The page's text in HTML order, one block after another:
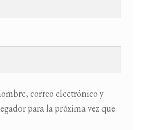
correo electrónico y
para la próxima vez que